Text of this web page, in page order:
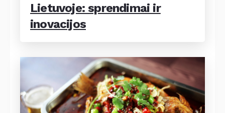
Lietuvoje: sprendimai ir
inovacijos